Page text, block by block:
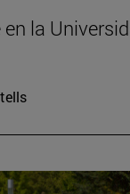
la